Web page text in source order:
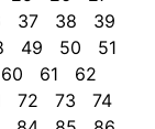
37 38
39
49 50
51
60 61
62
72 73
74